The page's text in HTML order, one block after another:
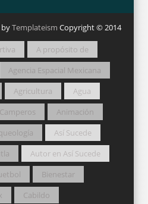
byTemplateism Copyright © 2014
A propósito de
Agencia Espacial Mexicana
Agricultura
Agua
Animación
Así Sucede
Autor en Así Sucede
Bienestar
Cabildo